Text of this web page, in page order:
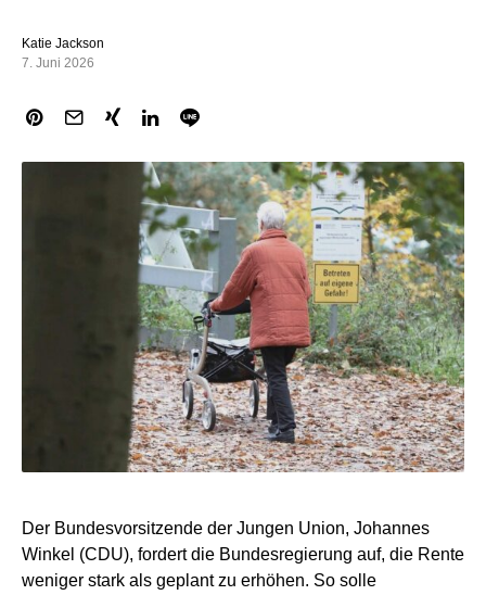
Katie Jackson
7. Juni 2026
Der Bundesvorsitzende der Jungen Union, Johannes
Winkel (CDU), fordert die Bundesregierung auf, die Rente
weniger stark als geplant zu erhöhen. So solle